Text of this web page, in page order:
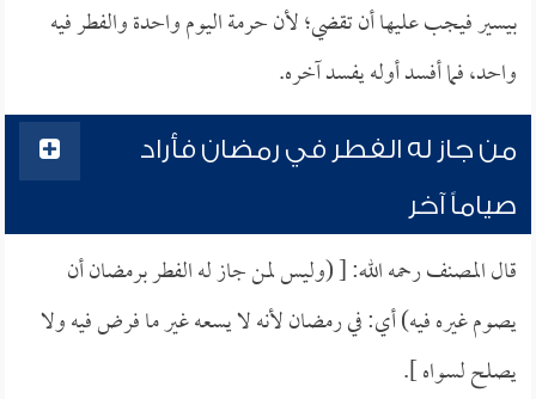
بيسير فيجب عليها أن تقضي؛ لأن حرمة اليوم واحدة والفطر فيه
واحد، فما أفسد أوله يفسد آخره.
من جاز له الفطر في رمضان فأراد
صياماً آخر
قال المصنف رحمه الله: [ (وليس لمن جاز له الفطر برمضان أن
يصوم غيره فيه) أي: في رمضان لأنه لا يسعه غير ما فرض فيه ولا
يصلح لسواه ].